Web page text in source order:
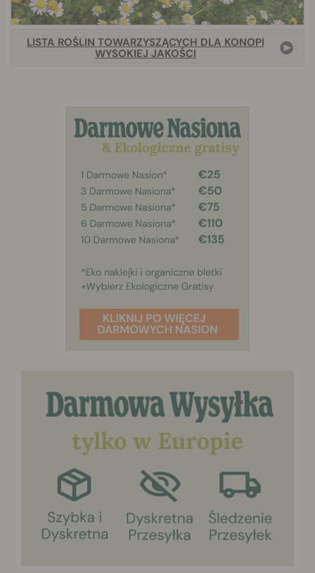
LISTA ROŚLIN TOWARZYSZĄCYCH DLA KONOPI
WYSOKIEJ JAKOŚCI